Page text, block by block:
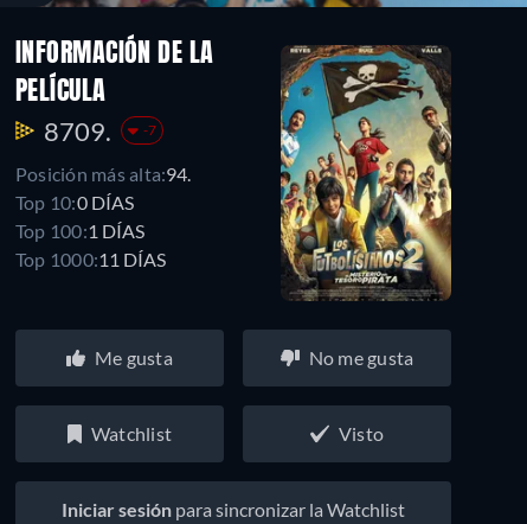
INFORMACIÓN DE LA
PELÍCULA
8709. -7
Posición más alta:94.
Top 10:0 DÍAS
Top 100:1 DÍAS
Top 1000:11 DÍAS
Me gusta No me gusta
Watchlist Visto
Iniciar sesión para sincronizar la Watchlist